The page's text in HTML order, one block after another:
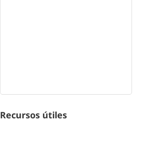
Recursos útiles